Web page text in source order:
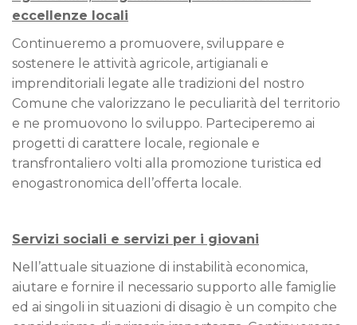
eccellenze locali
Continueremo a promuovere, sviluppare e
sostenere le attività agricole, artigianali e
imprenditoriali legate alle tradizioni del nostro
Comune che valorizzano le peculiarità del territorio
e ne promuovono lo sviluppo. Parteciperemo ai
progetti di carattere locale, regionale e
transfrontaliero volti alla promozione turistica ed
enogastronomica dell’offerta locale.
Servizi sociali e servizi per i giovani
Nell’attuale situazione di instabilità economica,
aiutare e fornire il necessario supporto alle famiglie
ed ai singoli in situazioni di disagio è un compito che